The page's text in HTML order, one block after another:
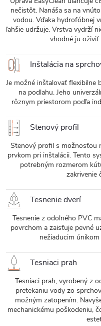
nečistôt. Nanáša sa na
vodou. Vďaka hydrofóbnej
ľahšie udržuje. Vrstva vydrží
vhodné ju oživiť
Inštalácia na
Je možné inštalovať flexibilne
na podlahu. Jeho
rôznym priestorom podľa
Stenový profil
Stenový profil s možnosťou
prvkom pri inštalácii. Tento
potrebným rozmerom
zakrivenie
Tesnenie dverí
Tesnenie z odolného PVC
povrchom a zaisťuje pevné
nežiaducim
Tesniaci prah
Tesniaci prah, vyrobený z
pretekaniu vody zo
možným zatopením.
mechanickému poškodeniu,